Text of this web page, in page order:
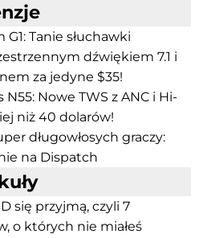
Tanie słuchawki
dźwiękiem 7.1 i
za jedyne $35!
Nowe TWS z ANC i Hi-
niż 40 dolarów!
długowłosych graczy:
na Dispatch
się przyjmą, czyli 7
o których nie miałeś